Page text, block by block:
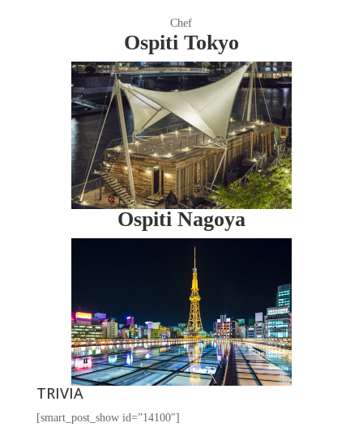
Chef
Ospiti Tokyo
Ospiti Nagoya
TRIVIA
[smart_post_show id=”14100″]